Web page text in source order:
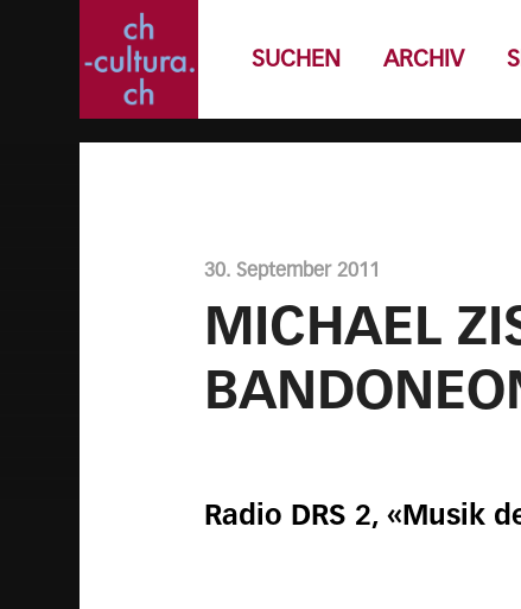
SUCHEN ARCHIV
30. September 2011
MICHAEL
Radio DRS 2, «Musik